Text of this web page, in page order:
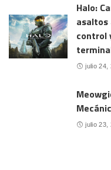
Halo:
asaltos
control
julio 24,
julio 23,